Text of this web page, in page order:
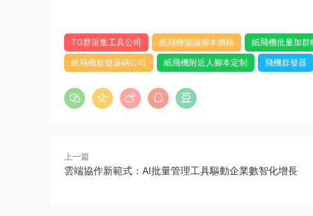
TG群采集工具公司 紙飛機協議腳本價格 紙飛機批量加群
紙飛機群發源碼公司
紙飛機附近人腳本定制 飛機群發器
上一篇
雲端協作新範式：AI批量管理工具驅動企業數智化增長